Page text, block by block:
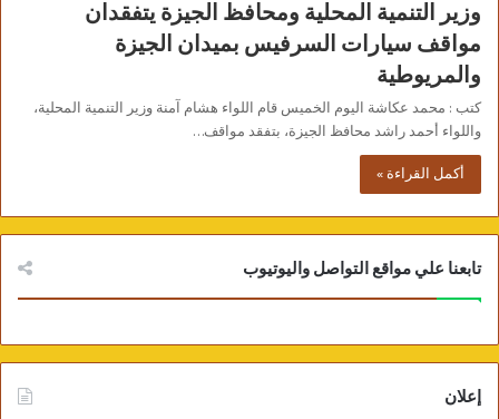
وزير التنمية المحلية ومحافظ الجيزة يتفقدان
مواقف سيارات السرفيس بميدان الجيزة
والمريوطية
كتب : محمد عكاشة اليوم الخميس قام اللواء هشام آمنة وزير التنمية المحلية،
واللواء أحمد راشد محافظ الجيزة، بتفقد مواقف…
أكمل القراءة »
تابعنا علي مواقع التواصل واليوتيوب
إعلان